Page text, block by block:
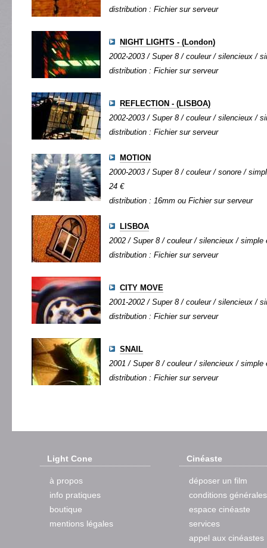
distribution : Fichier sur serveur
NIGHT LIGHTS - (London)
2002-2003 / Super 8 / couleur / silencieux /
distribution : Fichier sur serveur
REFLECTION - (LISBOA)
2002-2003 / Super 8 / couleur / silencieux /
distribution : Fichier sur serveur
MOTION
2000-2003 / Super 8 / couleur / sonore /
24 €
distribution : 16mm ou Fichier sur serveur
LISBOA
2002 / Super 8 / couleur / silencieux / simple
distribution : Fichier sur serveur
CITY MOVE
2001-2002 / Super 8 / couleur / silencieux /
distribution : Fichier sur serveur
SNAIL
2001 / Super 8 / couleur / silencieux / simple
distribution : Fichier sur serveur
Light Cone
à propos
info pratiques
boutique
mentions légales
Cinéaste
déposer un film
conditions générales
espace cinéaste
services
appel aux cinéastes